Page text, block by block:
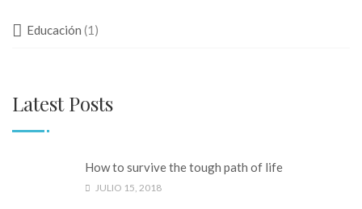
Educación (1)
Latest Posts
How to survive the tough path of life
JULIO 15, 2018